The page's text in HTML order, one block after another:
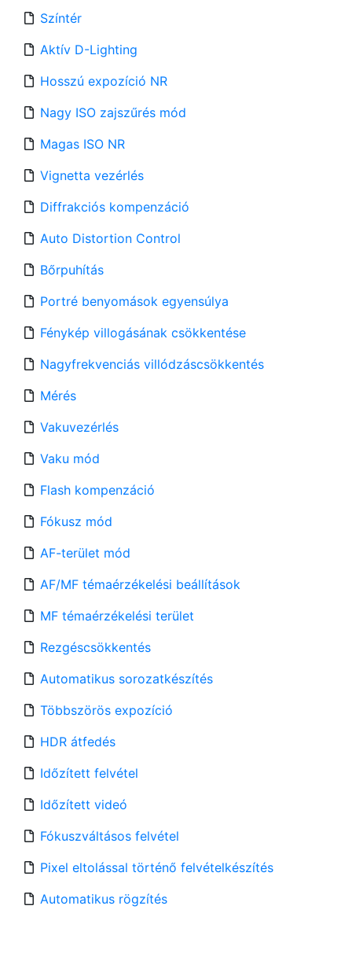
Színtér
Aktív D-Lighting
Hosszú expozíció NR
Nagy ISO zajszűrés mód
Magas ISO NR
Vignetta vezérlés
Diffrakciós kompenzáció
Auto Distortion Control
Bőrpuhítás
Portré benyomások egyensúlya
Fénykép villogásának csökkentése
Nagyfrekvenciás villódzáscsökkentés
Mérés
Vakuvezérlés
Vaku mód
Flash kompenzáció
Fókusz mód
AF-terület mód
AF/MF témaérzékelési beállítások
MF témaérzékelési terület
Rezgéscsökkentés
Automatikus sorozatkészítés
Többszörös expozíció
HDR átfedés
Időzített felvétel
Időzített videó
Fókuszváltásos felvétel
Pixel eltolással történő felvételkészítés
Automatikus rögzítés